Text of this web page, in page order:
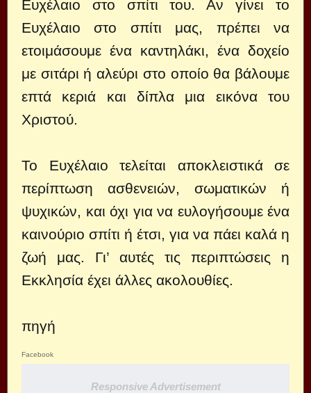
Ευχέλαιο στο σπίτι του. Αν γίνει το
Ευχέλαιο στο σπίτι μας, πρέπει να
ετοιμάσουμε ένα καντηλάκι, ένα δοχείο
με σιτάρι ή αλεύρι στο οποίο θα βάλουμε
επτά κεριά και δίπλα μια εικόνα του
Χριστού.
Το Ευχέλαιο τελείται αποκλειστικά σε
περίπτωση ασθενειών, σωματικών ή
ψυχικών, και όχι για να ευλογήσουμε ένα
καινούριο σπίτι ή έτσι, για να πάει καλά η
ζωή μας. Γι’ αυτές τις περιπτώσεις η
Εκκλησία έχει άλλες ακολουθίες.
πηγή
Facebook
Responsive Advertisement